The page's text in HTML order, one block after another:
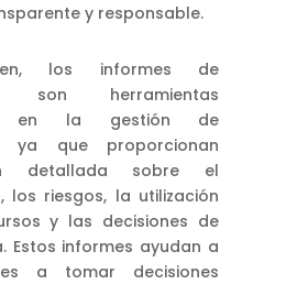
y responsable.
los informes de
son herramientas
en la gestión de
ya que proporcionan
detallada sobre el
los riesgos, la utilización
y las decisiones de
Estos informes ayudan a
a tomar decisiones